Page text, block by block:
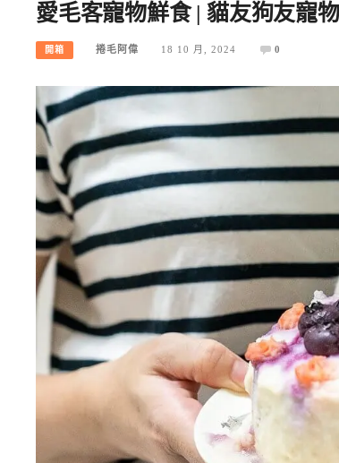
愛毛客寵物鮮食 | 貓友狗友寵
開箱 捲毛阿偉 18 10 月, 2024 0